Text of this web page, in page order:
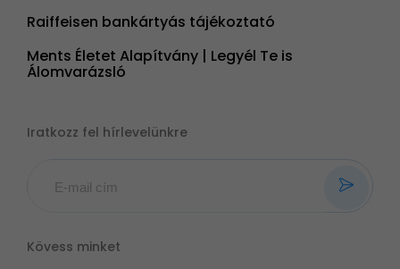
Raiffeisen bankártyás tájékoztató
Ments Életet Alapítvány | Legyél Te is
Álomvarázsló
Iratkozz fel hírlevelünkre
Kövess minket